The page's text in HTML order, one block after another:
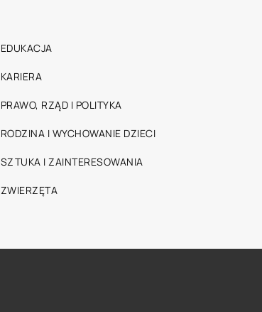
EDUKACJA
KARIERA
PRAWO, RZĄD I POLITYKA
RODZINA I WYCHOWANIE DZIECI
SZTUKA I ZAINTERESOWANIA
ZWIERZĘTA